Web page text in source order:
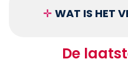
✛ WAT IS HET
De